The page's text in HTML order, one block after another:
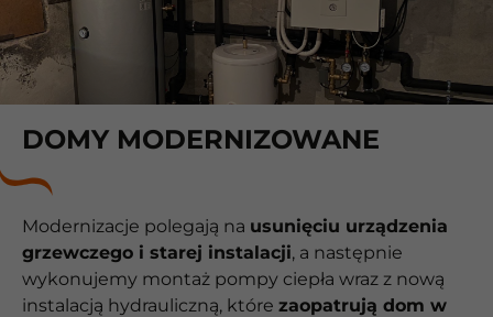
DOMY MODERNIZOWANE
Modernizacje polegają na usunięciu urządzenia
grzewczego i starej instalacji, a następnie
wykonujemy montaż pompy ciepła wraz z nową
instalacją hydrauliczną, które zaopatrują dom w